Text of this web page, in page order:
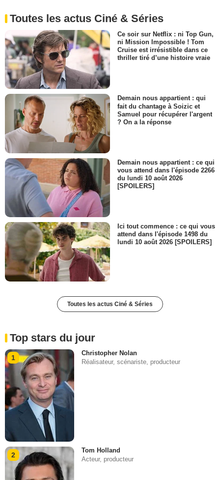
Toutes les actus Ciné & Séries
Ce soir sur Netflix : ni Top Gun,
ni Mission Impossible ! Tom
Cruise est irrésistible dans ce
thriller tiré d’une histoire vraie
Demain nous appartient : qui
fait du chantage à Soizic et
Samuel pour récupérer l'argent
? On a la réponse
Demain nous appartient : ce qui
vous attend dans l'épisode 2266
du lundi 10 août 2026
[SPOILERS]
Ici tout commence : ce qui vous
attend dans l'épisode 1498 du
lundi 10 août 2026 [SPOILERS]
Toutes les actus Ciné & Séries
Top stars du jour
1
Christopher Nolan
Réalisateur, scénariste, producteur
2
Tom Holland
Acteur, producteur